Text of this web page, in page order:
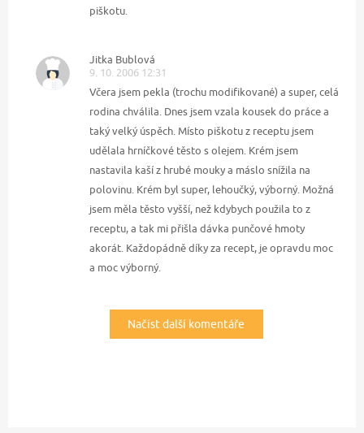
piškotu.
Jitka Bublová
9. 10. 2006 12:31
Včera jsem pekla (trochu modifikované) a super, celá
rodina chválila. Dnes jsem vzala kousek do práce a
taký velký úspěch. Místo piškotu z receptu jsem
udělala hrníčkové těsto s olejem. Krém jsem
nastavila kaší z hrubé mouky a máslo snížila na
polovinu. Krém byl super, lehoučký, výborný. Možná
jsem měla těsto vyšší, než kdybych použila to z
receptu, a tak mi přišla dávka punčové hmoty
akorát. Každopádně díky za recept, je opravdu moc
a moc výborný.
Načíst další komentáře